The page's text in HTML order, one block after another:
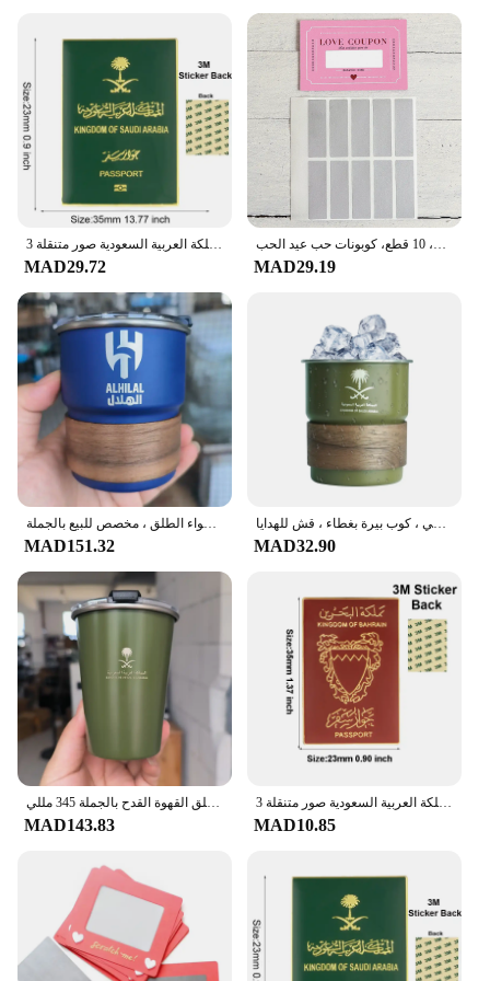
المملكة العربية السعودية صور متنقلة 3M ملصق شارة معدنية دبوس دبابيس دبابيس
MAD29.72
كوبونات حب للخدش، 10 قطع، كوبونات حب عيد الحب DIY، هدايا عيد ميلاد إبداعية للأصدقاء
MAD29.19
MAD151.32
كوب قهوة بشعار المملكة العربية السعودية ، فولاذ مقاوم للصدأ ، كوب ماء ، تخييم خارجي ، كوب بيرة بغطاء ، قش للهدايا ،
MAD32.90
MAD143.83
المملكة العربية السعودية صور متنقلة 3M ملصق شارة معدنية دبوس دبابيس دبابيس
MAD10.85